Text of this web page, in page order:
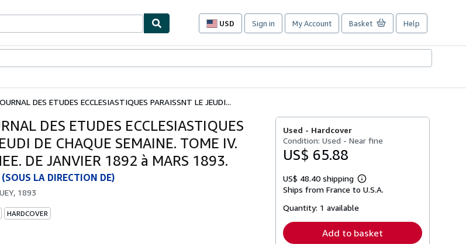
USD
Site
preferences
Sign in My Account Basket Help
DES ETUDES ECCLESIASTIQUES PARAISSNT LE JEUDI...
DES ETUDES ECCLESIASTIQUES
DE CHAQUE SEMAINE. TOME IV.
DE JANVIER 1892 à MARS 1893.
LA DIRECTION DE)
1893
HARDCOVER
Used - Hardcover
Condition: Used - Near fine
US$ 65.88
US$ 48.40 shipping
Learn
more
Ships from France to U.S.A.
Quantity: 1 available
Add to basket